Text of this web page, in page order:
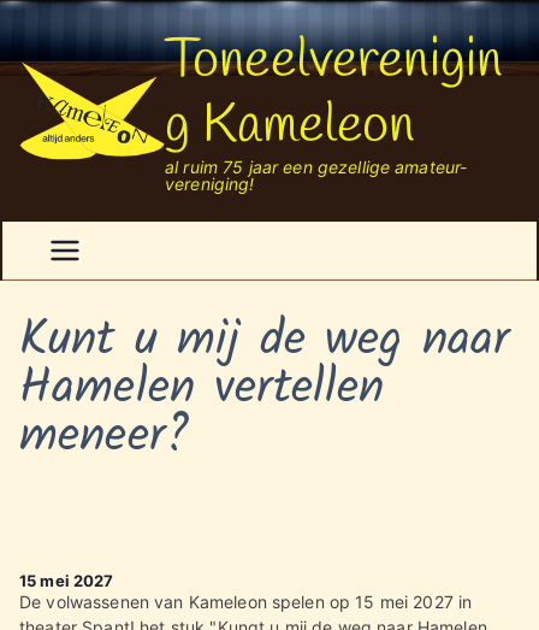
Ga
naar
de
inhoud
Toneelverenigin
g Kameleon
al ruim 75 jaar een gezellige amateur-
vereniging!
Kunt u mij de weg naar
Hamelen vertellen
meneer?
15 mei 2027
De volwassenen van Kameleon spelen op 15 mei 2027 in